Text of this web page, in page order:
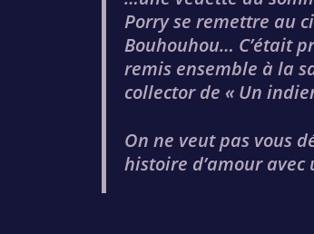
Porry se remettre au
Bouhouhou… C’était
remis ensemble à la
collector de « Un
On ne veut pas vous
histoire d’amour